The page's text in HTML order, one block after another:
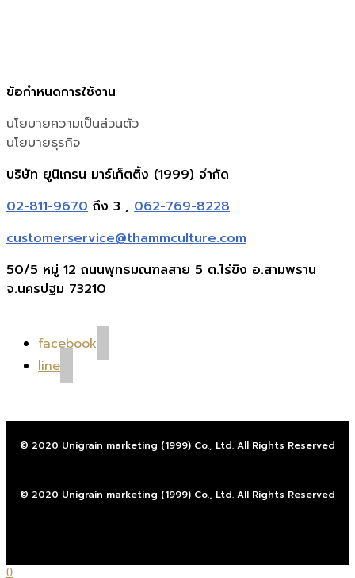
ข้อกำหนดการใช้งาน
นโยบายความเป็นส่วนตัว
นโยบายธุรกิจ
บริษัท ยูนิเกรน มาร์เก็ตติ้ง (1999) จำกัด
02-811-9670 ถึง 3 , 062-769-8228
customerservice@thammculture.com
50/5 หมู่ 12 ถนนพุทธมณฑลสาย 5 ต.ไร่ขิง อ.สามพราน
จ.นครปฐม 73210
facebook
line
© 2020 Unigrain marketing (1999) Co., Ltd. All Rights Reserved
© 2020 Unigrain marketing (1999) Co., Ltd. All Rights Reserved
0